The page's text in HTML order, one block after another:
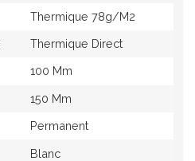
Thermique 78g/M2
Thermique Direct
100 Mm
150 Mm
Permanent
Blanc